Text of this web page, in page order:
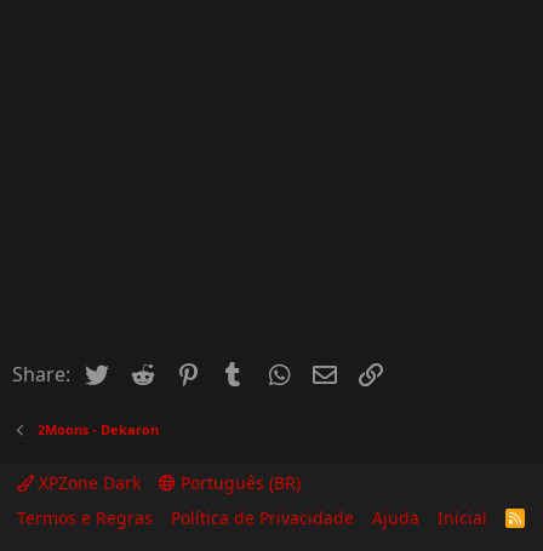
Share: Twitter Reddit PinterestTumblrWhatsApp
Email
2Moons - Dekaron
XPZone Dark
Português (BR)
Termos e Regras
Política de Privacidade Ajuda Inicial
R